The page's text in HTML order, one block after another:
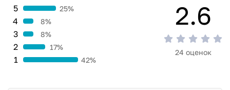
ними и пароли), также вы можете добавить различные
аккаунты от социальных сетей и прочее. К тому же, при
желании вы можете воспользоваться случайной
генерацией паролей, возможно именно там вам удастся
найти тот пароль, который по-настоящему будет
безопасным.
Особенности приложения Norton
1 42%
2 17%
3 8%
4 8%
5 25% 2.6
24 оценок